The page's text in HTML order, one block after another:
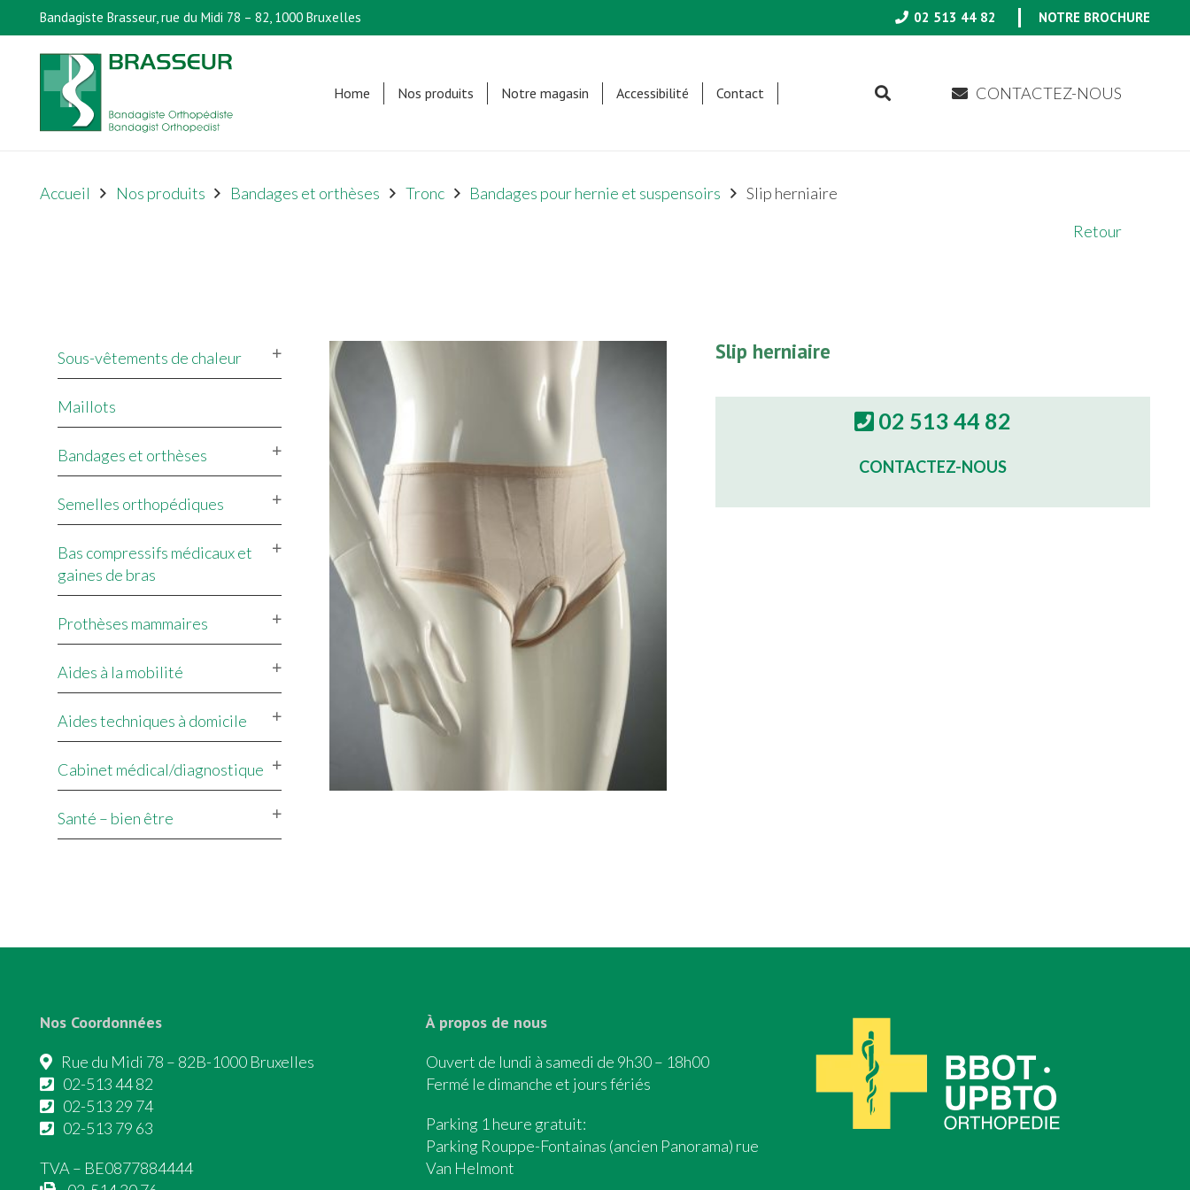
Bandagiste Brasseur, rue du Midi 78 – 82, 1000 Bruxelles 02 513 44 82 NOTRE BROCHURE
Home Nos produits Notre magasin Accessibilité Contact CONTACTEZ-NOUS
Accueil Nos produits Bandages et orthèses Tronc Bandages pour hernie et suspensoirs
Slip herniaire
Retour
Sous-vêtements de chaleur
Maillots
Bandages et orthèses
Semelles orthopédiques
Bas compressifs médicaux et
gaines de bras
Prothèses mammaires
Aides à la mobilité
Aides techniques à domicile
Cabinet médical/diagnostique
Santé – bien être
Slip herniaire
02 513 44 82
CONTACTEZ-NOUS
Nos Coordonnées
Rue du Midi 78 – 82B-1000 Bruxelles
02-513 44 82
02-513 29 74
02-513 79 63
TVA – BE0877884444
À propos de nous
Ouvert de lundi à samedi de 9h30 – 18h00
Fermé le dimanche et jours fériés
Parking 1 heure gratuit:
Parking Rouppe-Fontainas (ancien Panorama) rue
Van Helmont